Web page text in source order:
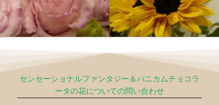
センセーショナルファンタジー＆パニカムチョコラ
ータの花についての問い合わせ